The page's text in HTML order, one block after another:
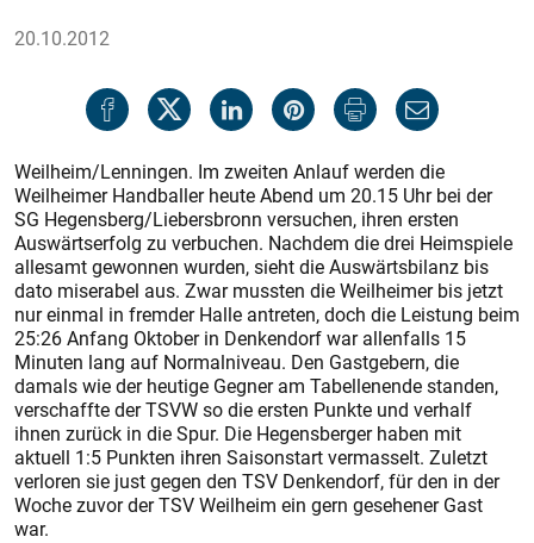
20.10.2012
Weilheim/Lenningen. Im zweiten Anlauf werden die
Weilheimer Handballer heute Abend um 20.15 Uhr bei der
SG Hegensberg/Liebers­bronn versuchen, ihren ersten
Auswärtserfolg zu verbuchen. Nachdem die drei Heimspiele
allesamt gewonnen wurden, sieht die Auswärtsbilanz bis
dato miserabel aus. Zwar mussten die Weilheimer bis jetzt
nur einmal in fremder Halle antreten, doch die Leistung beim
25:26 Anfang Oktober in Denkendorf war allenfalls 15
Minuten lang auf Normalniveau. Den Gastgebern, die
damals wie der heutige Gegner am Tabellenende standen,
verschaffte der TSVW so die ersten Punkte und verhalf
ihnen zurück in die Spur. Die Hegensberger haben mit
aktuell 1:5 Punkten ihren Saisonstart vermasselt. Zuletzt
verloren sie just gegen den TSV Denkendorf, für den in der
Woche zuvor der TSV Weilheim ein gern gesehener Gast
war.